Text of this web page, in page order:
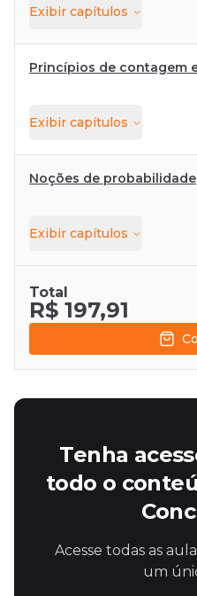
Exibir capítulos
Princípios de contagem
Exibir capítulos
Noções de probabilidade
Exibir capítulos
Total
R$ 197,91
Tenha
todo o
Acesse todas as
um